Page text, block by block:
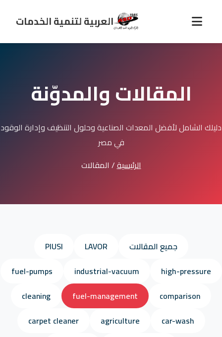
العربية لتنمية الخدمات
المقالات والمدوّنة
دليلك الشامل لأفضل المعدات الصناعية وحلول التنظيف وإدارة الوقود
في مصر
الرئيسية/ المقالات
جميع المقالات LAVOR
PIUSI
high-pressure
industrial-vacuum
fuel-pumps
comparison
fuel-management
cleaning
car-wash
agriculture
carpet cleaner